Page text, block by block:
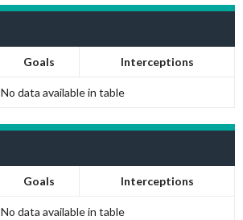
Goals Interceptions
No data available in table
Goals Interceptions
No data available in table